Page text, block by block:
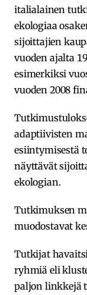
italialainen
ekologiaa
sijoittajien
vuoden ajalta
esimerkiksi
vuoden 2008
adaptiivisten
esiintymisestä
näyttävät
ekologian.
Tutkimuksen
muodostavat
Tutkijat
ryhmiä eli
paljon linkkejä